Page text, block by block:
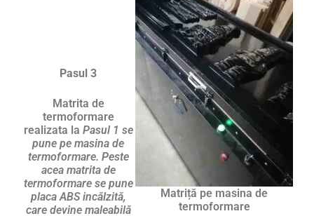
Matriță pe masina de
termoformare
Pasul 3
Matrita de
termoformare
realizata la Pasul 1 se
pune pe masina de
termoformare. Peste
acea matrita de
termoformare se pune
placa ABS incălzită,
care devine maleabilă